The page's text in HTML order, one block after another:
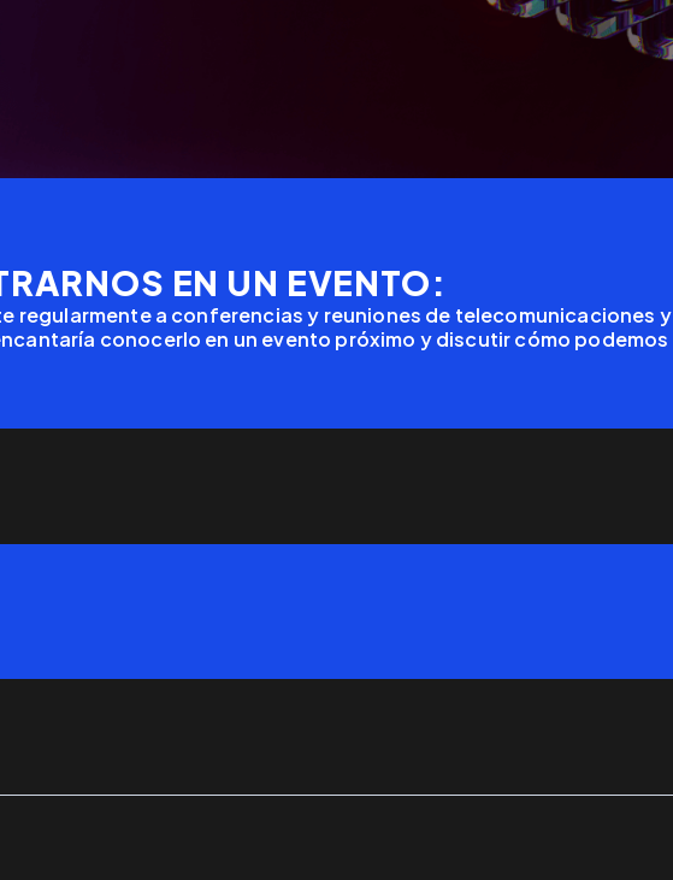
EN UN EVENTO:
regularmente a conferencias y reuniones de telecomunicaciones y
conocerlo en un evento próximo y discutir cómo podemos